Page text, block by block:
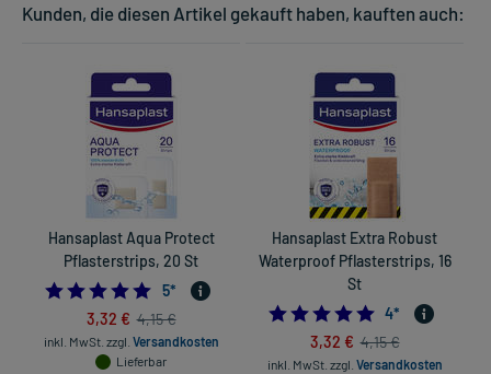
Kunden, die diesen Artikel gekauft haben, kauften auch:
Hansaplast Aqua Protect
Pflasterstrips, 20 St
5.0
5*
3,32 € 4,15 €
inkl. MwSt. zzgl. Versandkosten
Lieferbar
Hansaplast Extra Robust
Waterproof Pflasterstrips, 16
St
5.0
4*
3,32 € 4,15 €
inkl. MwSt. zzgl. Versandkosten